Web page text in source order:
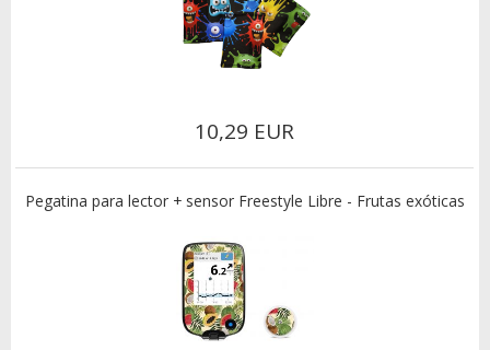
10,29 EUR
Pegatina para lector + sensor Freestyle Libre - Frutas exóticas